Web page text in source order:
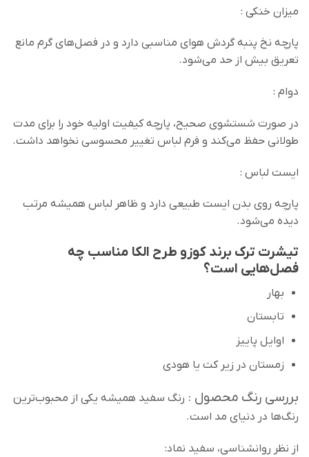
میزان خنکی :
پارچه نخ پنبه گردش هوای مناسبی دارد و در فصل‌های گرم مانع
تعریق بیش از حد می‌شود.
دوام :
در صورت شستشوی صحیح، پارچه کیفیت اولیه خود را برای مدت
طولانی حفظ می‌کند و فرم لباس تغییر محسوسی نخواهد داشت.
ایست لباس :
پارچه روی بدن ایست طبیعی دارد و ظاهر لباس همیشه مرتب
دیده می‌شود.
تیشرت ترک برند کوزو طرح الکا مناسب چه
فصل‌هایی است؟
بهار
تابستان
اوایل پاییز
زمستان در زیر کت یا هودی
بررسی رنگ محصول : رنگ سفید همیشه یکی از محبوب‌ترین
رنگ‌ها در دنیای مد است.
از نظر روانشناسی، سفید نماد: